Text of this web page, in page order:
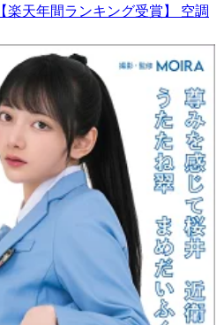
楽天年間ランキング受賞】 空調